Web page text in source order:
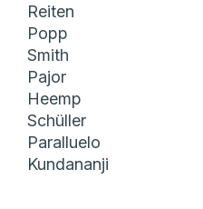
Reiten
Popp
Smith
Pajor
Heemp
Schüller
Paralluelo
Kundananji